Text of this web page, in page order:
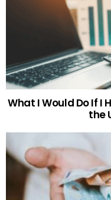
What I Would Do If I
the